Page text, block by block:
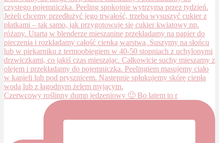
Czerwcowy roślinny dump jedzeniowy 🙂 Bo latem to r